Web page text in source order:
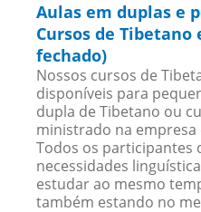
Aulas em duplas e
Cursos de Tibetano
fechado)
Nossos cursos de
disponíveis para
dupla de Tibetano ou
ministrado na
Todos os participantes
necessidades
estudar ao mesmo
também estando no